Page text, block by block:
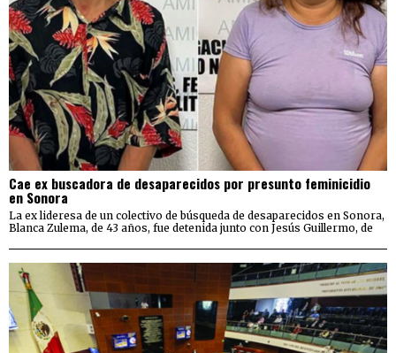
Cae ex buscadora de desaparecidos por presunto feminicidio
en Sonora
La ex lideresa de un colectivo de búsqueda de desaparecidos en Sonora,
Blanca Zulema, de 43 años, fue detenida junto con Jesús Guillermo, de